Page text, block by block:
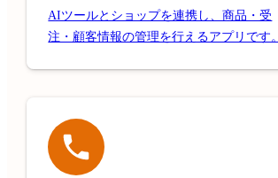
AIツールとショップを連携し、商品・受
注・顧客情報の管理を行えるアプリです。